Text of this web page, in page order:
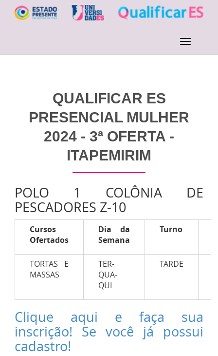
QUALIFICAR ES
PRESENCIAL MULHER
2024 - 3ª OFERTA -
ITAPEMIRIM
POLO 1 COLÔNIA DE
PESCADORES Z-10
Cursos
Ofertados
Dia da
Semana
Turno
TORTAS E
MASSAS
TER-
QUA-
QUI
TARDE
Clique aqui e faça sua
inscrição! Se você já possui
cadastro!